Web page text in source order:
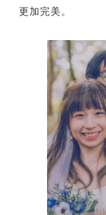
更加完美。